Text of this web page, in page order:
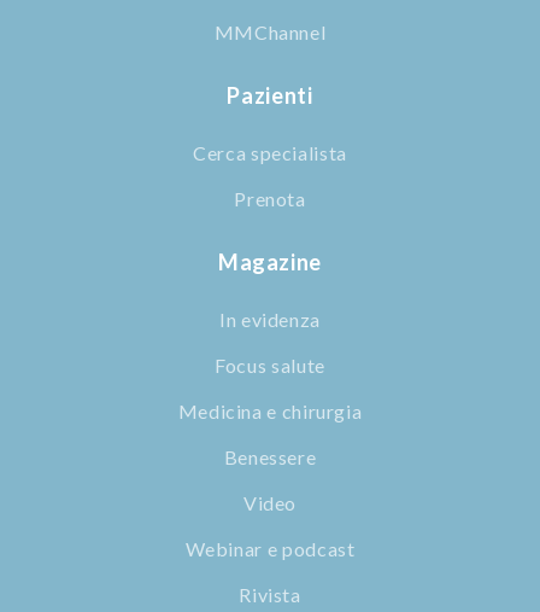
MMChannel
Pazienti
Cerca specialista
Prenota
Magazine
In evidenza
Focus salute
Medicina e chirurgia
Benessere
Video
Webinar e podcast
Rivista